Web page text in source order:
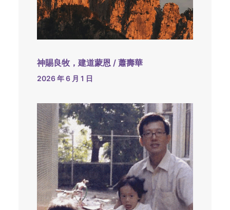
神賜良牧，建道蒙恩 / 蕭壽華
2026 年 6 月 1 日